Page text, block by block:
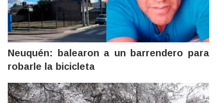
Neuquén: balearon a un barrendero para
robarle la bicicleta